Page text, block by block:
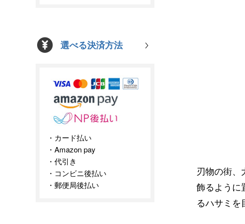
選べる決済方法
カード払い
Amazon pay
代引き
コンビニ後払い
郵便局後払い
刃物の街、
飾るように
るハサミを